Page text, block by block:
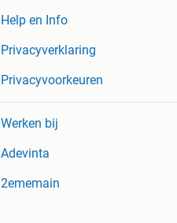
Help en Info
Privacyverklaring
Privacyvoorkeuren
Werken bij
Adevinta
2ememain